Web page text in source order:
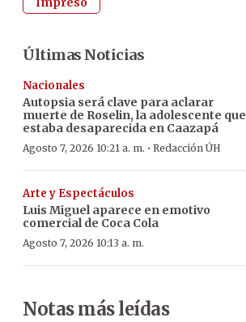
Últimas Noticias
Nacionales
Autopsia será clave para aclarar
muerte de Roselin, la adolescente que
estaba desaparecida en Caazapá
Agosto 7, 2026 10:21 a. m. · Redacción ÚH
Arte y Espectáculos
Luis Miguel aparece en emotivo
comercial de Coca Cola
Agosto 7, 2026 10:13 a. m.
Notas más leídas